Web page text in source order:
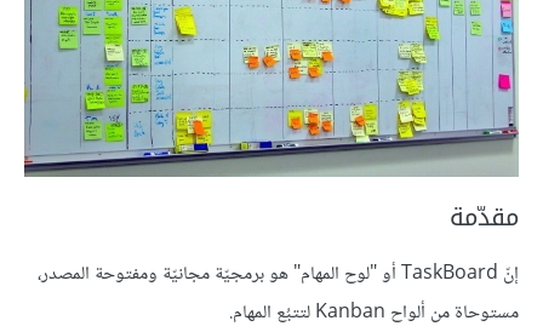
مقدّمة
إنّ TaskBoard أو "لوح المهام" هو برمجيّة مجانيّة ومفتوحة المصدر،
مستوحاة من ألواح Kanban لتتبُع المهام.